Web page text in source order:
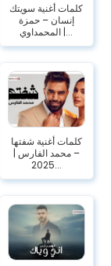
كلمات أغنية سويتك
إنسان – حمزة
المحمداوي |...
كلمات أغنية شفتها
– محمد الفارس |
2025...